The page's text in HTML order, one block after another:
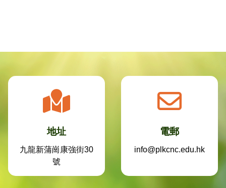
地址
九龍新蒲崗康強街30
號
電郵
info@plkcnc.edu.hk